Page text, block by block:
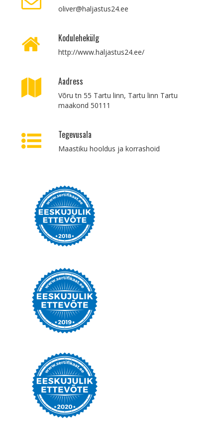
oliver@haljastus24.ee
Kodulehekülg
http://www.haljastus24.ee/
Aadress
Võru tn 55 Tartu linn, Tartu linn Tartu
maakond 50111
Tegevusala
Maastiku hooldus ja korrashoid